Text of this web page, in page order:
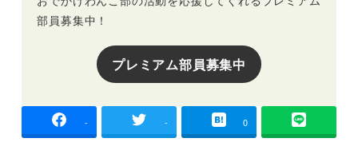
部員募集中！
プレミアム部員募集中
- - 0